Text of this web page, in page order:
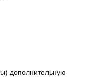
дополнительную